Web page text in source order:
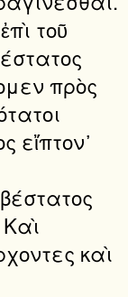
τοῦ
πρὸς
εἴπτον᾽
καὶ